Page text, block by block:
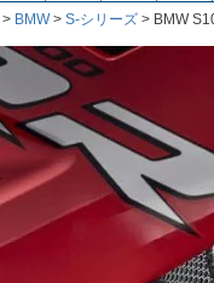
BMW S-シリーズ BMW